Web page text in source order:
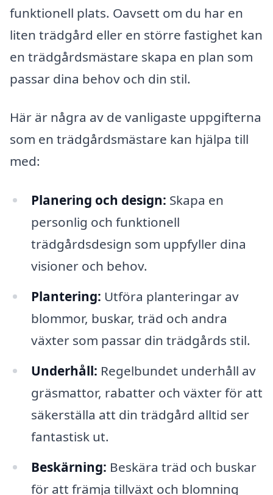
funktionell plats. Oavsett om du har en
liten trädgård eller en större fastighet kan
en trädgårdsmästare skapa en plan som
passar dina behov och din stil.
Här är några av de vanligaste uppgifterna
som en trädgårdsmästare kan hjälpa till
med:
Planering och design: Skapa en
personlig och funktionell
trädgårdsdesign som uppfyller dina
visioner och behov.
Plantering: Utföra planteringar av
blommor, buskar, träd och andra
växter som passar din trädgårds stil.
Underhåll: Regelbundet underhåll av
gräsmattor, rabatter och växter för att
säkerställa att din trädgård alltid ser
fantastisk ut.
Beskärning: Beskära träd och buskar
för att främja tillväxt och blomning